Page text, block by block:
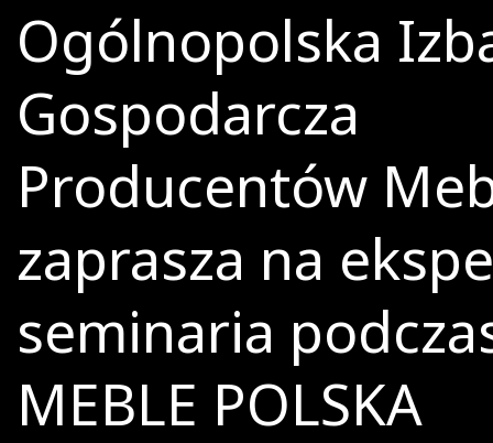
Ogólnopolska
Gospodarcza
Producentów
zaprasza na
seminaria
MEBLE POLSKA